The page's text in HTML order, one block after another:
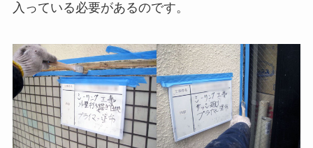
入っている必要があるのです。